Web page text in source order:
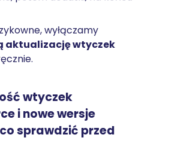
wyłączamy
aktualizację wtyczek
wtyczek
i nowe wersje
sprawdzić przed